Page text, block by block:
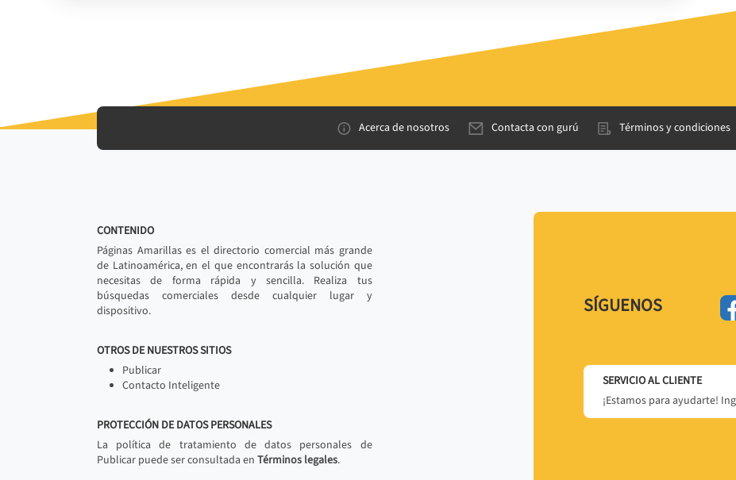
Acerca de nosotros Contacta con gurú Términos y condiciones
CONTENIDO
Páginas Amarillas es el directorio comercial más grande
de Latinoamérica, en el que encontrarás la solución que
necesitas de forma rápida y sencilla. Realiza tus
búsquedas comerciales desde cualquier lugar y
dispositivo.
OTROS DE NUESTROS SITIOS
Publicar
Contacto Inteligente
PROTECCIÓN DE DATOS PERSONALES
La política de tratamiento de datos personales de
Publicar puede ser consultada en Términos legales.
SÍGUENOS
SERVICIO AL CLIENTE
¡Estamos para ayudarte!